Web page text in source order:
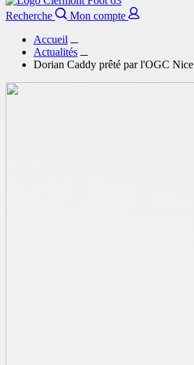
Recherche
Mon compte
Accueil
Actualités
Dorian Caddy prêté par l'OGC Nice